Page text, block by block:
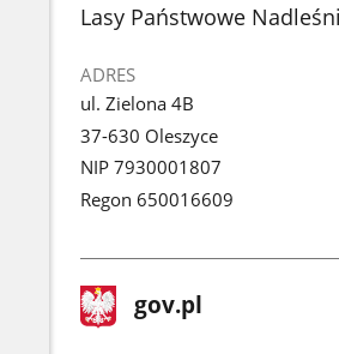
stopka
Lasy Państwowe
ADRES
ul. Zielona 4B
37-630 Oleszyce
NIP 7930001807
Regon 650016609
stopka
gov.pl Strona
gov.pl